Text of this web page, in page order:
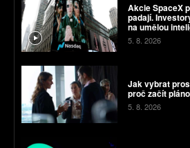
Akcie SpaceX
padají.
na umělou
5. 8. 2026
Jak vybrat
proč začít
5. 8. 2026